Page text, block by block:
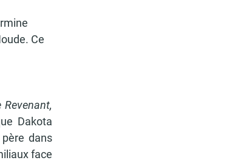
Ce
Revenant,
Dakota
dans
face